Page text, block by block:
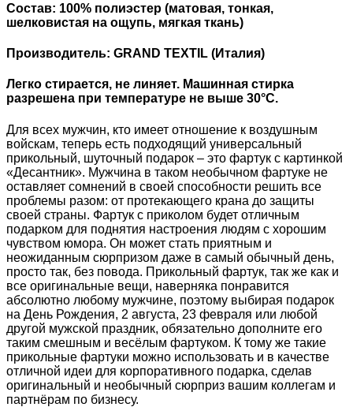
Состав: 100% полиэстер (матовая, тонкая,
шелковистая на ощупь, мягкая ткань)
Производитель: GRAND TEXTIL (Италия)
Легко стирается, не линяет. Машинная стирка
разрешена при температуре не выше 30°C.
Для всех мужчин, кто имеет отношение к воздушным
войскам, теперь есть подходящий универсальный
прикольный, шуточный подарок – это фартук с картинкой
«Десантник». Мужчина в таком необычном фартуке не
оставляет сомнений в своей способности решить все
проблемы разом: от протекающего крана до защиты
своей страны. Фартук с приколом будет отличным
подарком для поднятия настроения людям с хорошим
чувством юмора. Он может стать приятным и
неожиданным сюрпризом даже в самый обычный день,
просто так, без повода. Прикольный фартук, так же как и
все оригинальные вещи, наверняка понравится
абсолютно любому мужчине, поэтому выбирая подарок
на День Рождения, 2 августа, 23 февраля или любой
другой мужской праздник, обязательно дополните его
таким смешным и весёлым фартуком. К тому же такие
прикольные фартуки можно использовать и в качестве
отличной идеи для корпоративного подарка, сделав
оригинальный и необычный сюрприз вашим коллегам и
партнёрам по бизнесу.